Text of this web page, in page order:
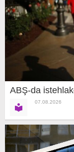
ABŞ-da
07.08.2026